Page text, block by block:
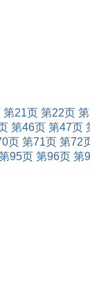
第21页 第22页
第46页 第47页
页 第71页 第72
95页 第96页 第